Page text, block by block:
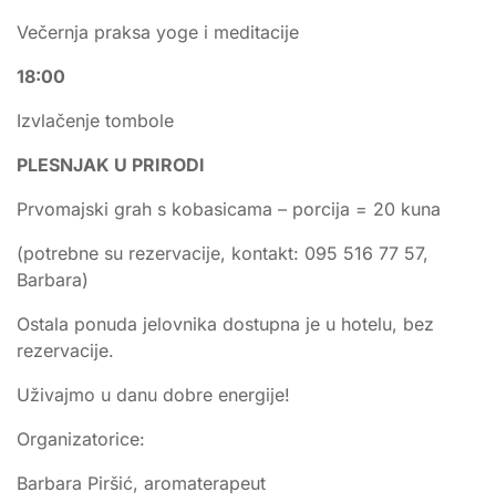
Večernja praksa yoge i meditacije
18:00
Izvlačenje tombole
PLESNJAK U PRIRODI
Prvomajski grah s kobasicama – porcija = 20 kuna
(potrebne su rezervacije, kontakt: 095 516 77 57,
Barbara)
Ostala ponuda jelovnika dostupna je u hotelu, bez
rezervacije.
Uživajmo u danu dobre energije!
Organizatorice:
Barbara Piršić, aromaterapeut